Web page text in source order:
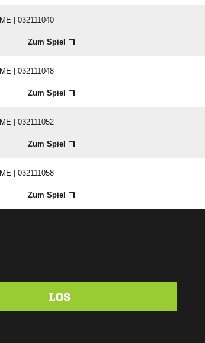
ME | 032111040
Zum Spiel
ME | 032111048
Zum Spiel
ME | 032111052
Zum Spiel
ME | 032111058
Zum Spiel
LOS